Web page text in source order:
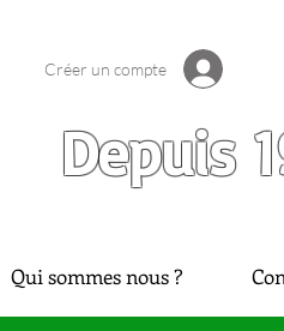
Créer un compte
Depuis
Qui sommes nous ?